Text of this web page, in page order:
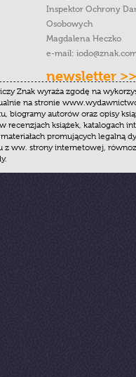
Inspektor Ochrony
Osobowych
Magdalena Heczko
e-mail:
newsletter >>
Znak wyraża zgodę na
na stronie
biogramy autorów oraz opisy
recenzjach książek, katalogach
promujących legalną
z ww. strony internetowej,